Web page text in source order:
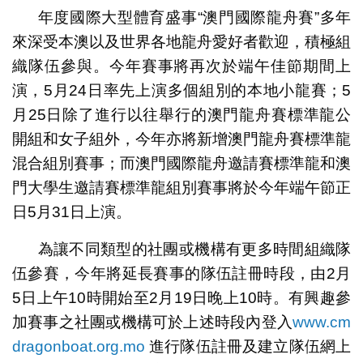
年度國際大型體育盛事“澳門國際龍舟賽”多年
來深受本澳以及世界各地龍舟愛好者歡迎，積極組
織隊伍參與。今年賽事將再次於端午佳節期間上
演，5月24日率先上演多個組別的本地小龍賽；5
月25日除了進行以往舉行的澳門龍舟賽標準龍公
開組和女子組外，今年亦將新增澳門龍舟賽標準龍
混合組別賽事；而澳門國際龍舟邀請賽標準龍和澳
門大學生邀請賽標準龍組別賽事將於今年端午節正
日5月31日上演。
為讓不同類型的社團或機構有更多時間組織隊
伍參賽，今年將延長賽事的隊伍註冊時段，由2月
5日上午10時開始至2月19日晚上10時。有興趣參
加賽事之社團或機構可於上述時段內登入www.cm
dragonboat.org.mo 進行隊伍註冊及建立隊伍網上